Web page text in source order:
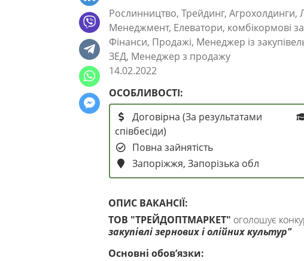
Рослинництво, Трейдинг, Агрохолдинги,
Менеджмент, Елеватори, комбікормові
Фінанси, Продажі, Менеджер із
ЗЕД, Менеджер з продажу
14.02.2022
ОСОБЛИВОСТІ:
Договірна (За результатами
співбесіди)
Повна зайнятість
Запоріжжя, Запорізька обл
ОПИС ВАКАНСІЇ:
ТОВ "ТРЕЙДОПТМАРКЕТ" оголошує
закупівлі зернових і олійних культур"
Основні обов’язки: